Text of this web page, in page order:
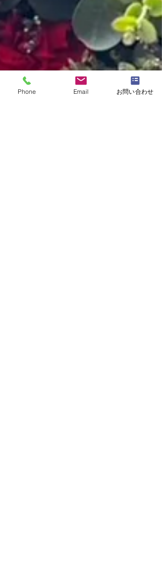
Phone Email お問い合わせ